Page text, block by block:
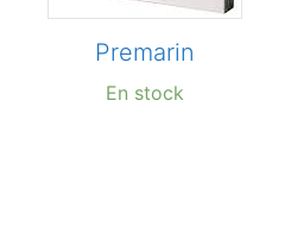
Premarin
En stock